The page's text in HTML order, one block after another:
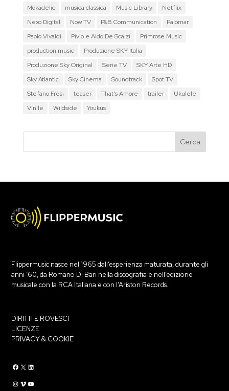
Mokadelic
musica classica Music Library
Netflix
Nexo Digital
Now TV P&B Communication
Palomar
Paolo Vivaldi
Pivio e Aldo De Scalzi
Primrose Music
production music
Produzione SKY Italia
Produzione Sky Original
Serie TV
SKY Arte HD
Sky Atlantic
Sky Cinema Soundtrack
Spot TV
Stefano Fresi
teaser That's Amore trailer
Ukulele
Vinile
Wildside Youkus
Flippermusic nasce nel 1965 dall’esperienza maturata, durante gli
anni ‘60, da Romano Di Bari nella discografia e nell’edizione
musicale con la RCA Italiana e con l’Ariston Records.
DIRITTI E ROVESCI
LICENZE
PRIVACY & COOKIE
Flippermusic Facebook Flippermusic Twitter
Flippermusic Linkedin
Flippermusic Instagram Flippermusic Vimeo flippermusic YouTube